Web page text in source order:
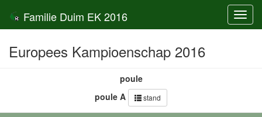
Familie Duim EK 2016
Europees Kampioenschap 2016
poule
poule A
stand